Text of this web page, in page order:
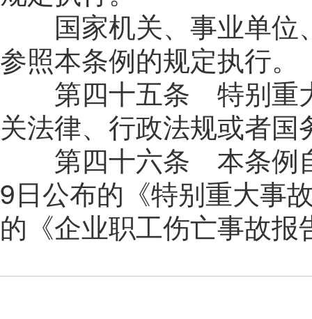
国家机关、事业单位
参照本条例的规定执行。
第四十五条 特别重大
关法律、行政法规或者
第四十六条 本条例
9日公布的《特别重大事
的《企业职工伤亡事故